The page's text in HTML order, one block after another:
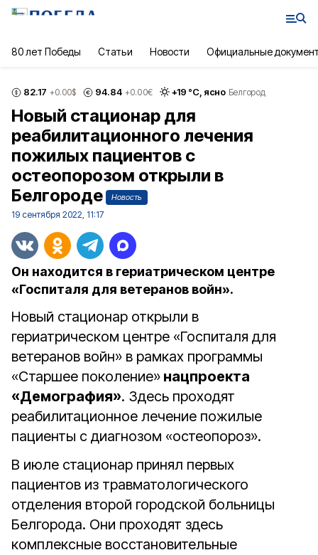
80 лет Победы Статьи Новости Официальные
82.17 +0.00$ 94.84 +0.00€ +19 °С, ясно Белгород
Новый стационар для
реабилитационного лечения
пожилых пациентов с
остеопорозом открыли в
Белгороде
Новость
19 сентября 2022, 11:17
Он находится в гериатрическом центре
«Госпиталя для ветеранов войн».
Новый стационар открыли в
гериатрическом центре «Госпиталя для
ветеранов войн» в рамках программы
«Старшее поколение» нацпроекта
«Демография». Здесь проходят
реабилитационное лечение пожилые
пациенты с диагнозом «остеопороз».
В июле стационар принял первых
пациентов из травматологического
отделения второй городской больницы
Белгорода. Они проходят здесь
комплексные восстановительные